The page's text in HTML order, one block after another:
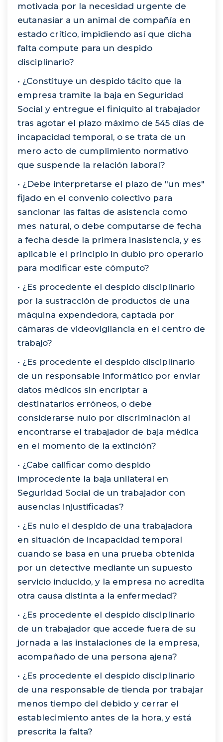
motivada por la necesidad urgente de
eutanasiar a un animal de compañía en
estado crítico, impidiendo así que dicha
falta compute para un despido
disciplinario?
• ¿Constituye un despido tácito que la
empresa tramite la baja en Seguridad
Social y entregue el finiquito al trabajador
tras agotar el plazo máximo de 545 días de
incapacidad temporal, o se trata de un
mero acto de cumplimiento normativo
que suspende la relación laboral?
• ¿Debe interpretarse el plazo de "un mes"
fijado en el convenio colectivo para
sancionar las faltas de asistencia como
mes natural, o debe computarse de fecha
a fecha desde la primera inasistencia, y es
aplicable el principio in dubio pro operario
para modificar este cómputo?
• ¿Es procedente el despido disciplinario
por la sustracción de productos de una
máquina expendedora, captada por
cámaras de videovigilancia en el centro de
trabajo?
• ¿Es procedente el despido disciplinario
de un responsable informático por enviar
datos médicos sin encriptar a
destinatarios erróneos, o debe
considerarse nulo por discriminación al
encontrarse el trabajador de baja médica
en el momento de la extinción?
• ¿Cabe calificar como despido
improcedente la baja unilateral en
Seguridad Social de un trabajador con
ausencias injustificadas?
• ¿Es nulo el despido de una trabajadora
en situación de incapacidad temporal
cuando se basa en una prueba obtenida
por un detective mediante un supuesto
servicio inducido, y la empresa no acredita
otra causa distinta a la enfermedad?
• ¿Es procedente el despido disciplinario
de un trabajador que accede fuera de su
jornada a las instalaciones de la empresa,
acompañado de una persona ajena?
• ¿Es procedente el despido disciplinario
de una responsable de tienda por trabajar
menos tiempo del debido y cerrar el
establecimiento antes de la hora, y está
prescrita la falta?